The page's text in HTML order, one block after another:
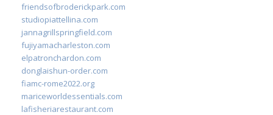
friendsofbroderickpark.com
studiopiattellina.com
jannagrillspringfield.com
fujiyamacharleston.com
elpatronchardon.com
donglaishun-order.com
fiamc-rome2022.org
mariceworldessentials.com
lafisheriarestaurant.com